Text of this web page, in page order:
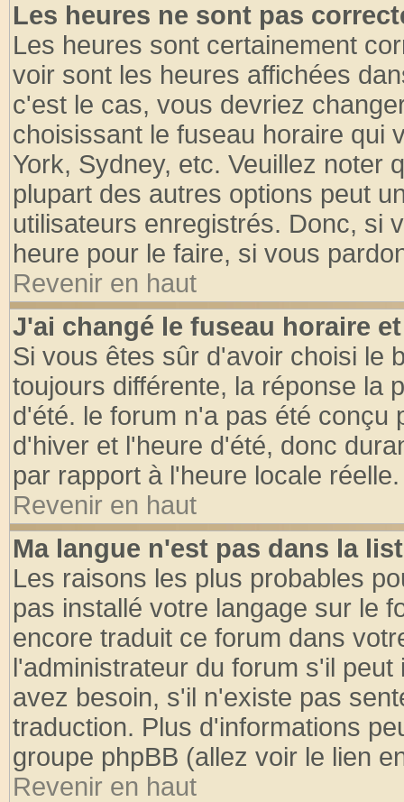
Les heures ne sont pas
Les heures sont certainement
voir sont les heures affichées
c'est le cas, vous devriez
choisissant le fuseau horaire qui
York, Sydney, etc. Veuillez noter
plupart des autres options peut
utilisateurs enregistrés. Donc, si
heure pour le faire, si vous
Revenir en haut
J'ai changé le fuseau horaire
Si vous êtes sûr d'avoir choisi le
toujours différente, la réponse la
d'été. le forum n'a pas été conçu
d'hiver et l'heure d'été, donc
par rapport à l'heure locale réelle.
Revenir en haut
Ma langue n'est pas dans la
Les raisons les plus probables
pas installé votre langage sur le
encore traduit ce forum dans
l'administrateur du forum s'il
avez besoin, s'il n'existe pas
traduction. Plus d'informations
groupe phpBB (allez voir le lien
Revenir en haut